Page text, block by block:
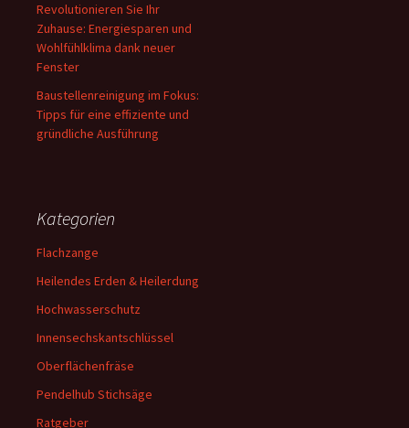
Revolutionieren Sie Ihr
Zuhause: Energiesparen und
Wohlfühlklima dank neuer
Fenster
Baustellenreinigung im Fokus:
Tipps für eine effiziente und
gründliche Ausführung
Kategorien
Flachzange
Heilendes Erden & Heilerdung
Hochwasserschutz
Innensechskantschlüssel
Oberflächenfräse
Pendelhub Stichsäge
Ratgeber